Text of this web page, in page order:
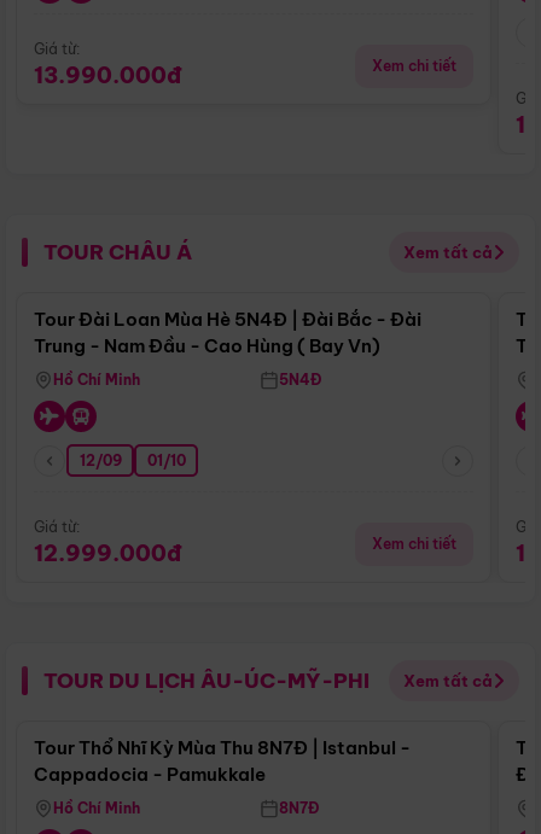
Giá từ:
13.990.000đ Xem chi tiết
TOUR CHÂU Á Xem tất cả
Điểm nổi bật
Tour Đài Loan Mùa Hè 5N4Đ | Đài Bắc - Đài
Trung - Nam Đầu - Cao Hùng ( Bay Vn)
Hồ Chí Minh 5N4Đ
12/09 01/10
Giá từ:
12.999.000đ Xem chi tiết
TOUR DU LỊCH ÂU-ÚC-MỸ-PHI Xem tất cả
Điểm nổi bật
Tour Thổ Nhĩ Kỳ Mùa Thu 8N7Đ | Istanbul -
Cappadocia - Pamukkale
Hồ Chí Minh 8N7Đ